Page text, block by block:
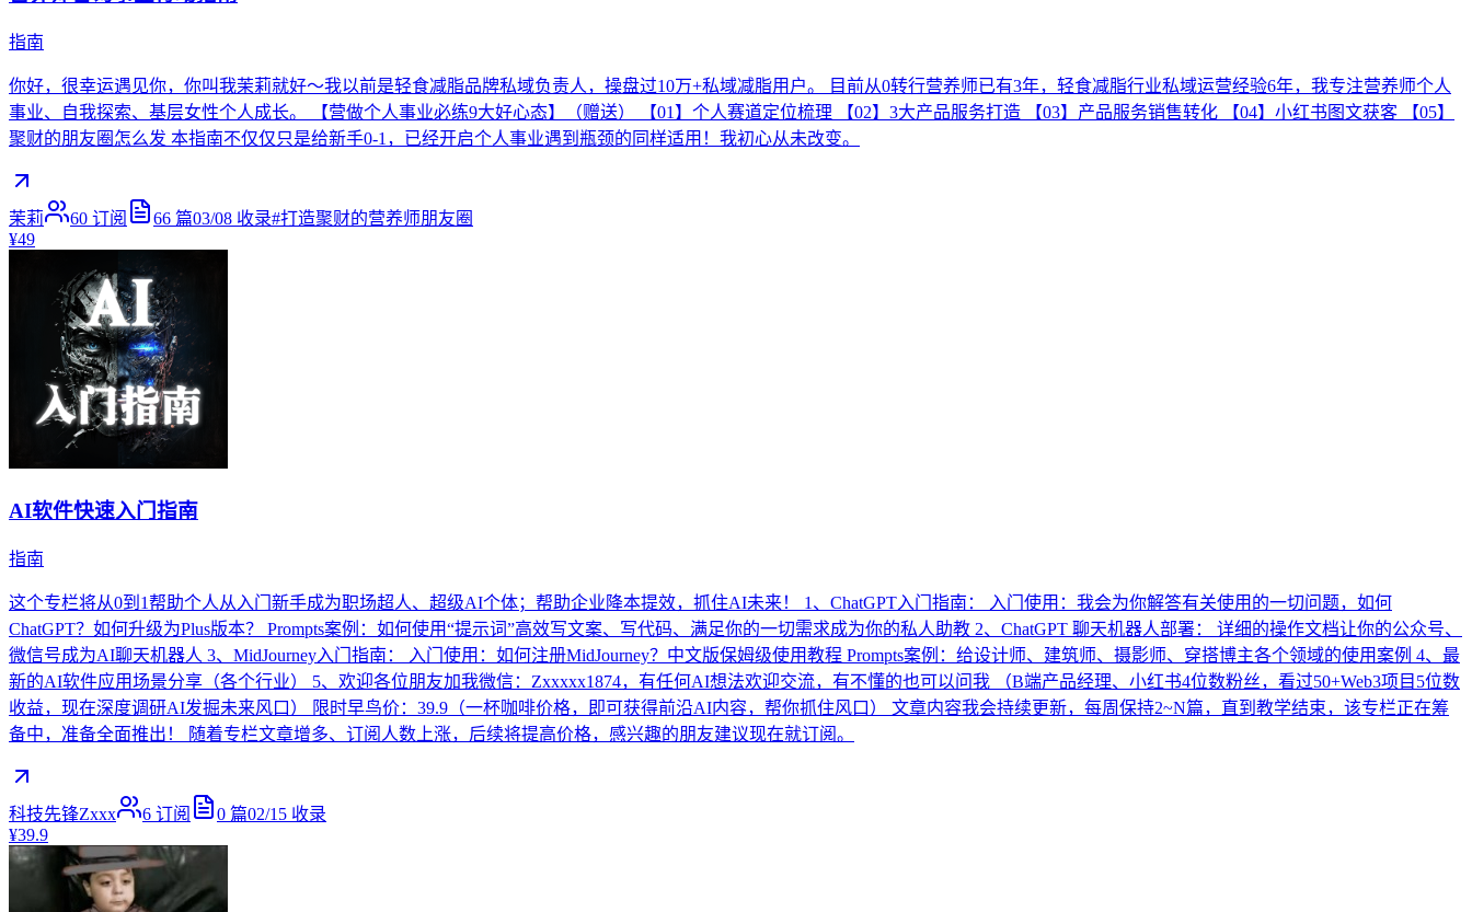
指南
你好，很幸运遇见你，你叫我茉莉就好～我以前是轻食减脂品牌私域负责人，操盘过10万+私域减脂用户。 目前从0转行营养师已有3年，轻食减脂行业私域运营经验6年，我专注营养师个人
事业、自我探索、基层女性个人成长。 【营做个人事业必练9大好心态】（赠送） 【01】个人赛道定位梳理 【02】3大产品服务打造 【03】产品服务销售转化 【04】小红书图文获客 【05】
聚财的朋友圈怎么发 本指南不仅仅只是给新手0-1，已经开启个人事业遇到瓶颈的同样适用！我初心从未改变。
茉莉 60 订阅 66 篇03/08 收录#打造聚财的营养师朋友圈
¥49
AI软件快速入门指南
指南
这个专栏将从0到1帮助个人从入门新手成为职场超人、超级AI个体；帮助企业降本提效，抓住AI未来！ 1、ChatGPT入门指南： 入门使用：我会为你解答有关使用的一切问题，如何
ChatGPT？如何升级为Plus版本？ Prompts案例：如何使用“提示词”高效写文案、写代码、满足你的一切需求成为你的私人助教 2、ChatGPT 聊天机器人部署： 详细的操作文档让你的公众号、
微信号成为AI聊天机器人 3、MidJourney入门指南： 入门使用：如何注册MidJourney？中文版保姆级使用教程 Prompts案例：给设计师、建筑师、摄影师、穿搭博主各个领域的使用案例 4、最
新的AI软件应用场景分享（各个行业） 5、欢迎各位朋友加我微信：Zxxxxx1874，有任何AI想法欢迎交流，有不懂的也可以问我 （B端产品经理、小红书4位数粉丝，看过50+Web3项目5位数
收益，现在深度调研AI发掘未来风口） 限时早鸟价：39.9（一杯咖啡价格，即可获得前沿AI内容，帮你抓住风口） 文章内容我会持续更新，每周保持2~N篇，直到教学结束，该专栏正在筹
备中，准备全面推出！ 随着专栏文章增多、订阅人数上涨，后续将提高价格，感兴趣的朋友建议现在就订阅。
科技先锋Zxxx 6 订阅 0 篇02/15 收录
¥39.9